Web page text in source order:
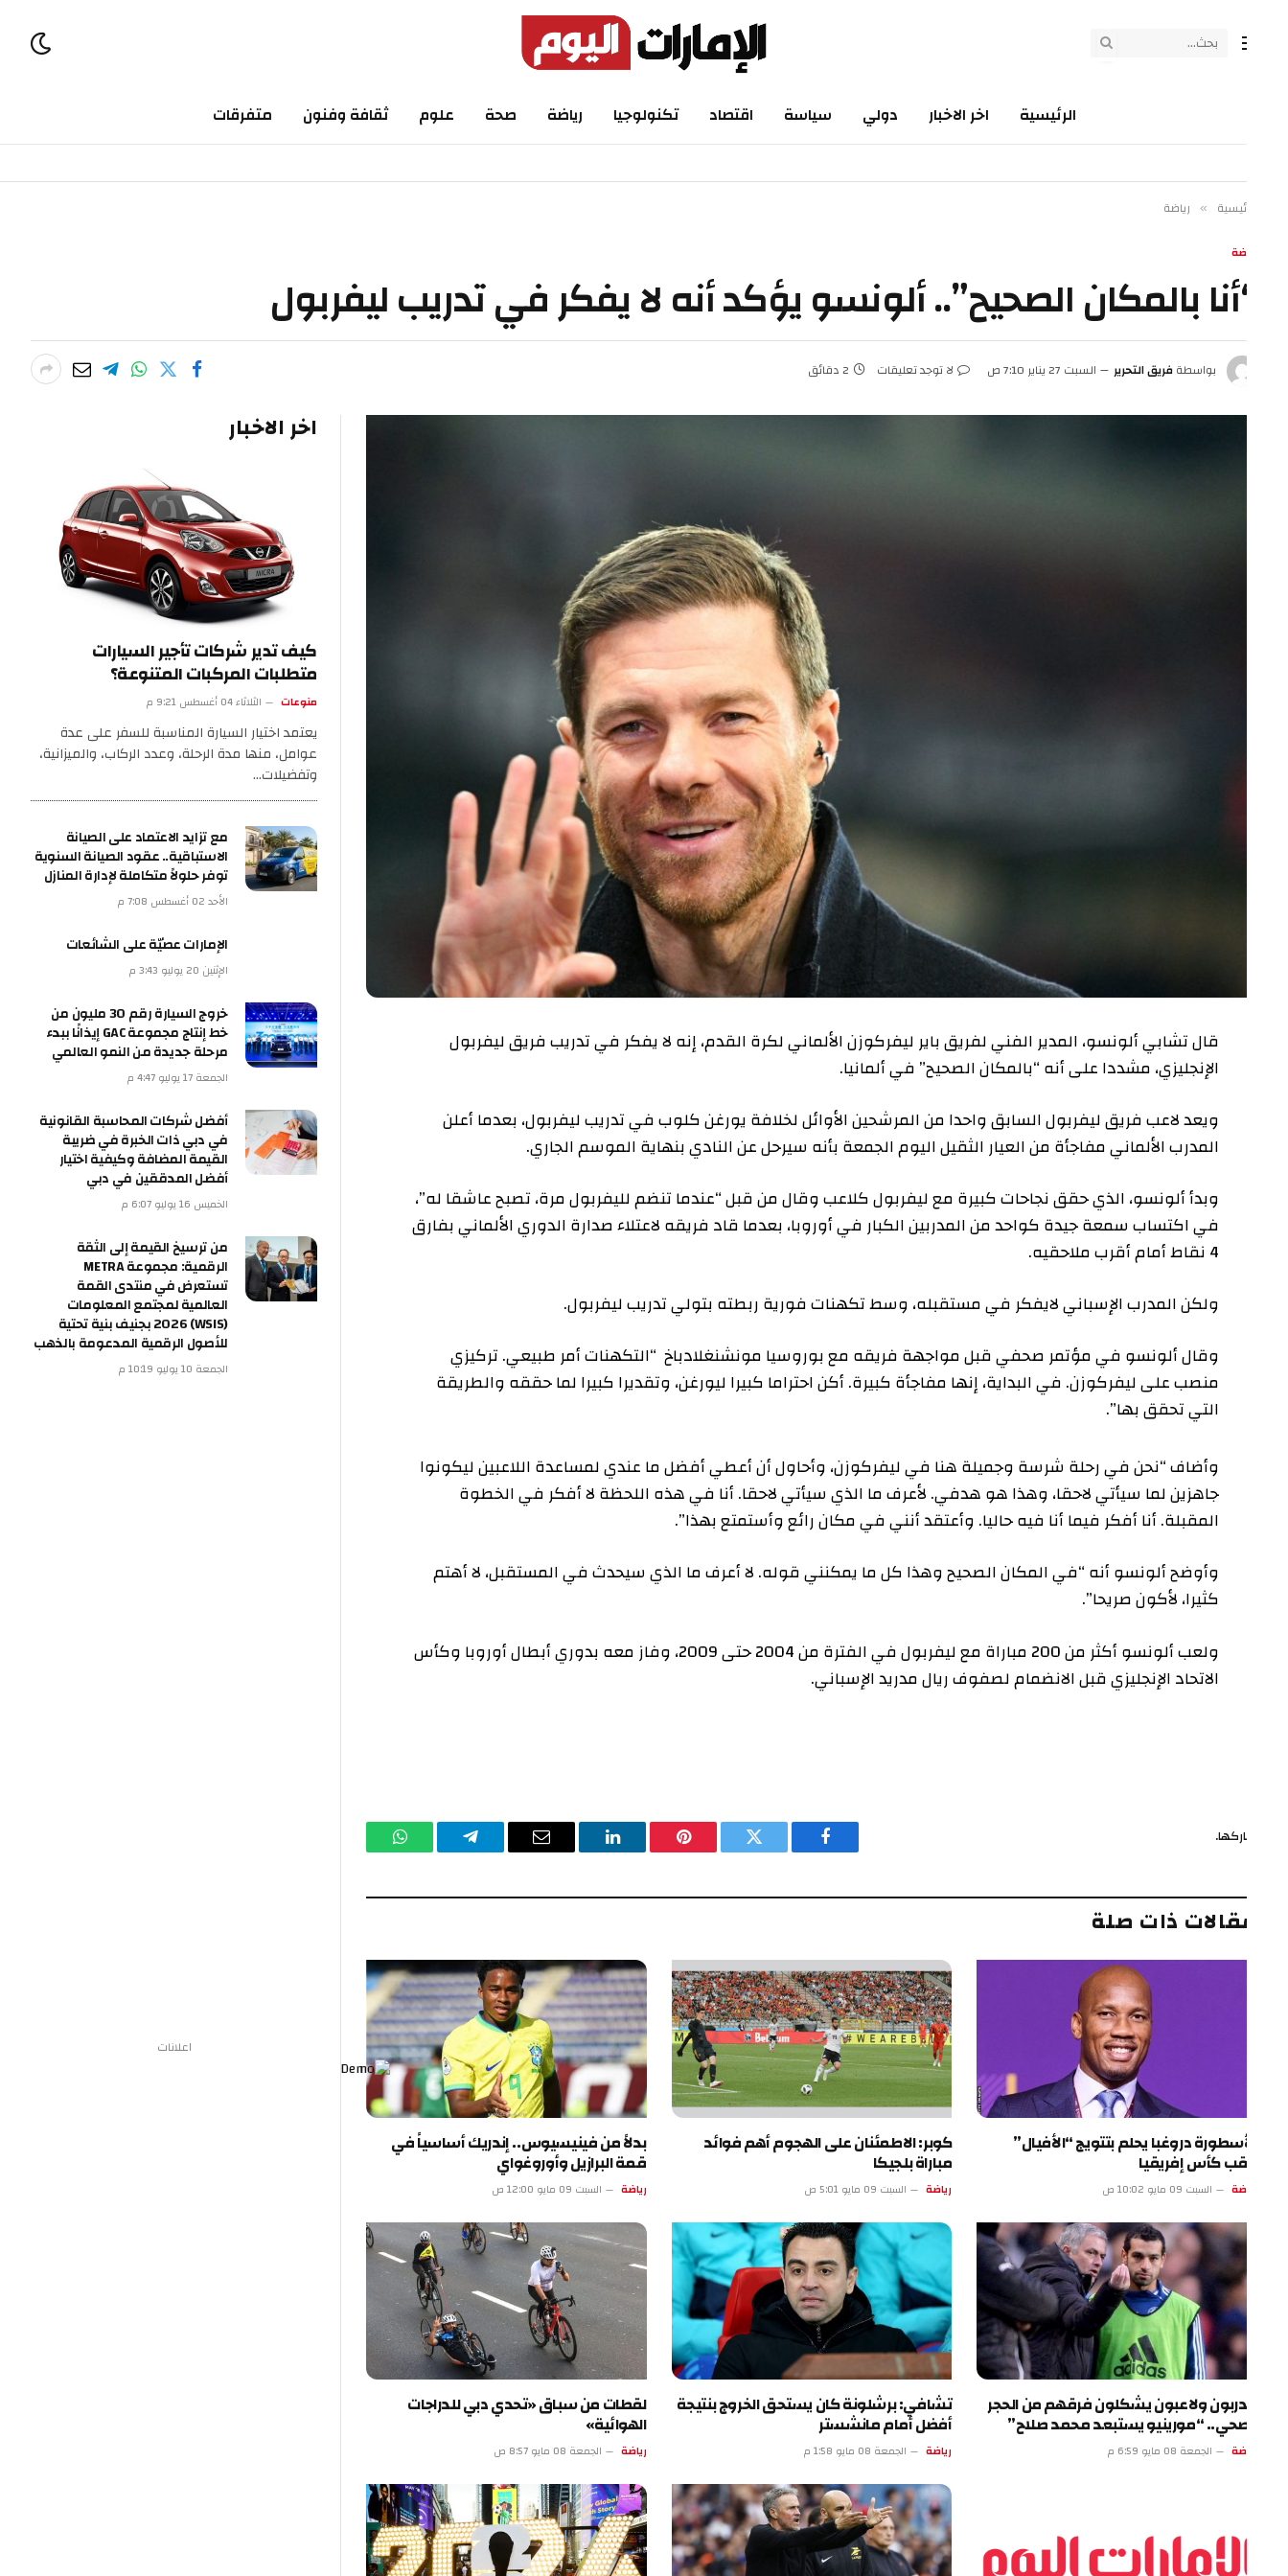
الرئيسية اخر الاخبار دولي سياسة اقتصاد تكنولوجيا رياضة صحة علوم ثقافة وفنون متفرقات
» رياضة
بالمكان الصحيح”.. ألونسو يؤكد أنه لا يفكر في تدريب ليفربول
بواسطة فريق التحرير السبت 27 يناير 7:10 ص لا توجد تعليقات 2 دقائق
قال تشابي ألونسو، المدير الفني لفريق باير ليفركوزن الألماني لكرة القدم، إنه لا يفكر في تدريب فريق ليفربول
الإنجليزي، مشددا على أنه “بالمكان الصحيح” في ألمانيا.
ويعد لاعب فريق ليفربول السابق واحدا من المرشحين الأوائل لخلافة يورغن كلوب في تدريب ليفربول، بعدما أعلن
المدرب الألماني مفاجأة من العيار الثقيل اليوم الجمعة بأنه سيرحل عن النادي بنهاية الموسم الجاري.
وبدأ ألونسو، الذي حقق نجاحات كبيرة مع ليفربول كلاعب وقال من قبل “عندما تنضم لليفربول مرة، تصبح عاشقا له”،
في اكتساب سمعة جيدة كواحد من المدربين الكبار في أوروبا، بعدما قاد فريقه لاعتلاء صدارة الدوري الألماني بفارق
ولكن المدرب الإسباني لايفكر في مستقبله، وسط تكهنات فورية ربطته بتولي تدريب ليفربول.
وقال ألونسو في مؤتمر صحفي قبل مواجهة فريقه مع بوروسيا مونشنغلادباخ “التكهنات أمر طبيعي. تركيزي
منصب على ليفركوزن. في البداية، إنها مفاجأة كبيرة. أكن احتراما كبيرا ليورغن، وتقديرا كبيرا لما حققه والطريقة
التي تحقق بها”.
وأضاف “نحن في رحلة شرسة وجميلة هنا في ليفركوزن، وأحاول أن أعطي أفضل ما عندي لمساعدة اللاعبين ليكونوا
جاهزين لما سيأتي لاحقا، وهذا هو هدفي. لأعرف ما الذي سيأتي لاحقا. أنا في هذه اللحظة لا أفكر في الخطوة
المقبلة. أنا أفكر فيما أنا فيه حاليا. وأعتقد أنني في مكان رائع وأستمتع بهذا”.
وأوضح ألونسو أنه “في المكان الصحيح وهذا كل ما يمكنني قوله. لا أعرف ما الذي سيحدث في المستقبل، لا أهتم
كثيرا، لأكون صريحا”.
ولعب ألونسو أكثر من 200 مباراة مع ليفربول في الفترة من 2004 حتى 2009، وفاز معه بدوري أبطال أوروبا وكأس
الاتحاد الإنجليزي قبل الانضمام لصفوف ريال مدريد الإسباني.
فيسبوكتويتر بينتيريستلينكدإن البريد
تيلقرام واتساب
ذات صلة
دروغبا يحلم بتتويج “الأفيال”
كأس إفريقيا
السبت 09 مايو 10:02 ص
كوبر: الاطمئنان على الهجوم أهم فوائد
مباراة بلجيكا
السبت 09 مايو 5:01 ص
بدلاً من فينيسيوس.. إندريك أساسياً في
قمة البرازيل وأوروغواي
السبت 09 مايو 12:00 ص
ولاعبون يشكلون فرقهم من الحجر
“مورينيو يستبعد محمد صلاح”
الجمعة 08 مايو 6:59 م
تشافي: برشلونة كان يستحق الخروج بنتيجة
أفضل أمام مانشستر
الجمعة 08 مايو 1:58 م
لقطات من سباق «تحدي دبي للدراجات
الهوائية»
الجمعة 08 مايو 8:57 ص
اخر الاخبار
كيف تدير شركات تأجير السيارات
متطلبات المركبات المتنوعة؟
الثلاثاء 04 أغسطس 9:21 م
يعتمد اختيار السيارة المناسبة للسفر على عدة
عوامل، منها مدة الرحلة، وعدد الركاب، والميزانية،
وتفضيلات…
مع تزايد الاعتماد على الصيانة
الاستباقية.. عقود الصيانة السنوية
توفر حلولاً متكاملة لإدارة المنازل
الإمارات عصيّة على الشائعات
خروج السيارة رقم 30 مليون من
خط إنتاج مجموعة GAC إيذانًا ببدء
مرحلة جديدة من النمو العالمي
أفضل شركات المحاسبة القانونية
في دبي ذات الخبرة في ضريبة
القيمة المضافة وكيفية اختيار
أفضل المدققين في دبي
من ترسيخ القيمة إلى الثقة
الرقمية: مجموعة METRA
تستعرض في منتدى القمة
العالمية لمجتمع المعلومات
(WSIS) 2026 بجنيف بنية تحتية
للأصول الرقمية المدعومة بالذهب